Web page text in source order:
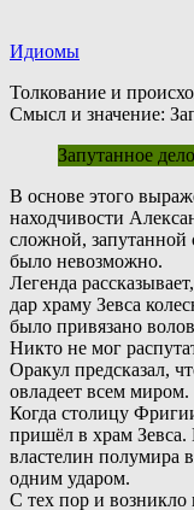
Идиомы
Толкование и
Смысл и значение:
Запутанное
В основе этого
находчивости
сложной, запутанной
было невозможно.
Легенда
дар храму Зевса
было привязано
Никто не мог
Оракул предсказал,
овладеет всем миром.
Когда столицу
пришёл в храм
властелин полумира
одним ударом.
С тех пор и